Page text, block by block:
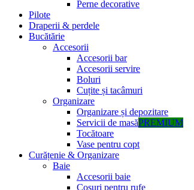
Perne decorative
Pilote
Draperii & perdele
Bucătărie
Accesorii
Accesorii bar
Accesorii servire
Boluri
Cuțite și tacâmuri
Organizare
Organizare și depozitare
Servicii de masăPREMIUM
Tocătoare
Vase pentru copt
Curățenie & Organizare
Baie
Accesorii baie
Coșuri pentru rufe